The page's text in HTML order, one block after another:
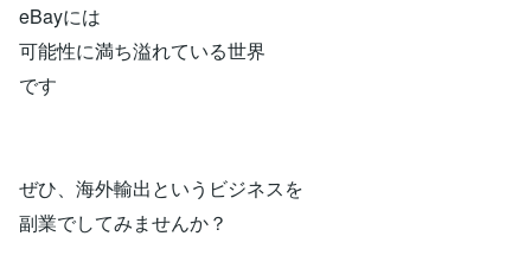
eBayには
可能性に満ち溢れている世界
です
ぜひ、海外輸出というビジネスを
副業でしてみませんか？